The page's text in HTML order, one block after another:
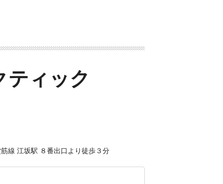
ィック
線 江坂駅 ８番出口より徒歩３分